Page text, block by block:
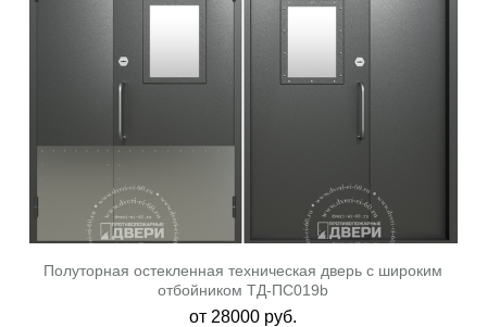
Полуторная остекленная техническая дверь с широким
отбойником ТД-ПС019b
от 28000 руб.